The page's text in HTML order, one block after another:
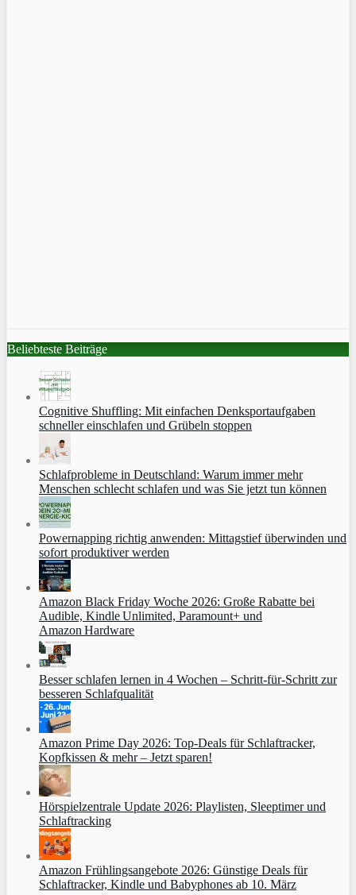
Beliebteste Beiträge
Cognitive Shuffling: Mit einfachen Denksportaufgaben
schneller einschlafen und Grübeln stoppen
Schlafprobleme in Deutschland: Warum immer mehr
Menschen schlecht schlafen und was Sie jetzt tun können
Powernapping richtig anwenden: Mittagstief überwinden und
sofort produktiver werden
Amazon Black Friday Woche 2026: Große Rabatte bei
Audible, Kindle Unlimited, Paramount+ und
Amazon Hardware
Besser schlafen lernen in 4 Wochen – Schritt‑für‑Schritt zur
besseren Schlafqualität
Amazon Prime Day 2026: Top-Deals für Schlaftracker,
Kopfkissen & mehr – Jetzt sparen!
Hörspielzentrale Update 2026: Playlisten, Sleeptimer und
Schlaftracking
Amazon Frühlingsangebote 2026: Günstige Deals für
Schlaftracker, Kindle und Babyphones ab 10. März